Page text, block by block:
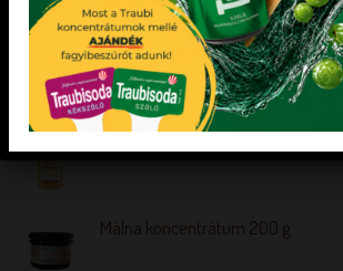
ABS erdeigyümölcs aroma 1,2 kg
VILMOSKÖRTE GYÜMÖLCSVELŐ
Málna koncentrátum 200 g